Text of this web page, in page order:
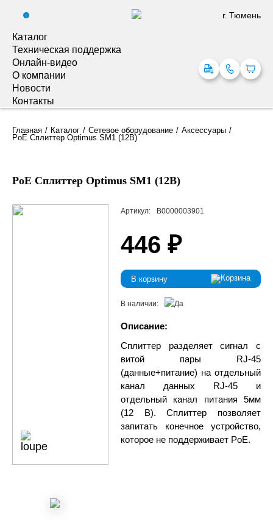
0 г. Тюмень
Каталог
Техническая поддержка
Онлайн-видео
О компании
Новости
Контакты
Главная Каталог Сетевое оборудование
Аксессуары
PoE Сплиттер Optimus SM1 (12B)
PoE Сплиттер Optimus SM1 (12B)
Артикул: В0000003901
446 ₽
В корзину
В наличии:
Описание:
Сплиттер разделяет сигнал с
витой пары RJ-45
(данные+питание) на отдельный
канал данных RJ-45 и
отдельный канал питания 5мм
(12 В). Сплиттер позволяет
запитать конечное устройство,
которое не поддерживает PoE.